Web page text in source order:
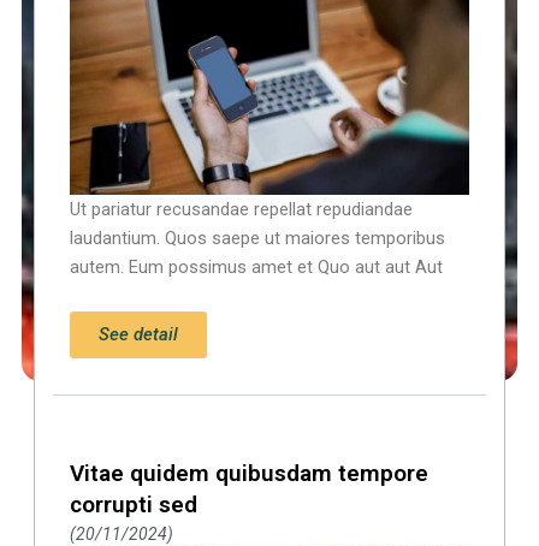
Ut pariatur recusandae repellat repudiandae
laudantium. Quos saepe ut maiores temporibus
autem. Eum possimus amet et Quo aut aut Aut
See detail
Vitae quidem quibusdam tempore
corrupti sed
20/11/2024